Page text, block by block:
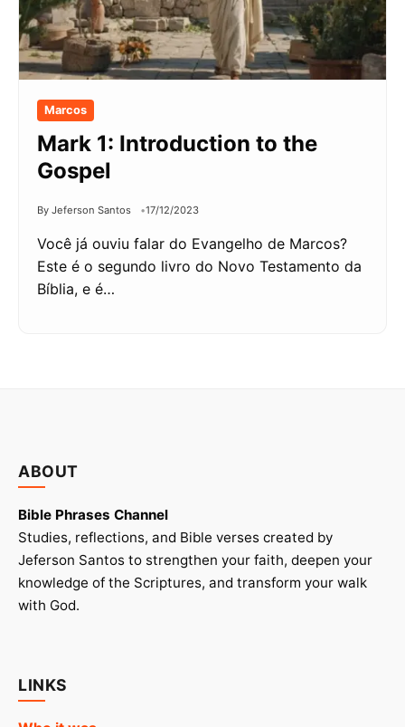
Marcos
Mark 1: Introduction to the
Gospel
By Jeferson Santos 17/12/2023
Você já ouviu falar do Evangelho de Marcos?
Este é o segundo livro do Novo Testamento da
Bíblia, e é…
ABOUT
Bible Phrases Channel
Studies, reflections, and Bible verses created by
Jeferson Santos to strengthen your faith, deepen your
knowledge of the Scriptures, and transform your walk
with God.
LINKS